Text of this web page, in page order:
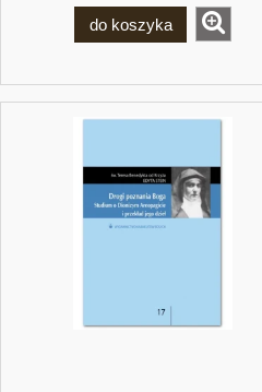
do koszyka